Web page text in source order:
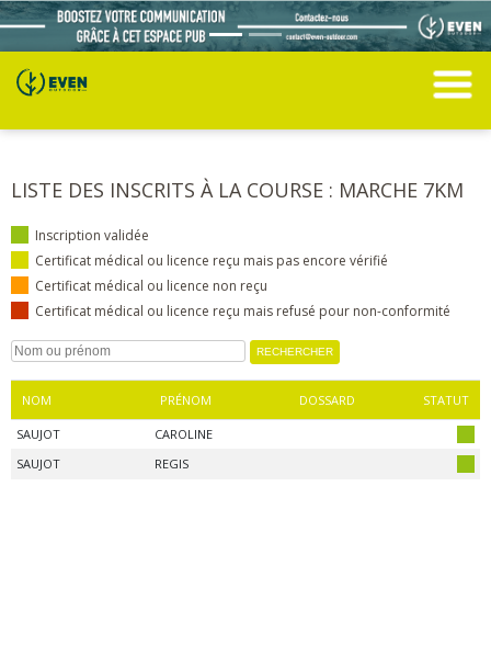
LISTE DES INSCRITS À LA COURSE : MARCHE 7KM
Inscription validée
Certificat médical ou licence reçu mais pas encore vérifié
Certificat médical ou licence non reçu
Certificat médical ou licence reçu mais refusé pour non-conformité
NOM PRÉNOM DOSSARD STATUT
SAUJOT
CAROLINE
SAUJOT
REGIS